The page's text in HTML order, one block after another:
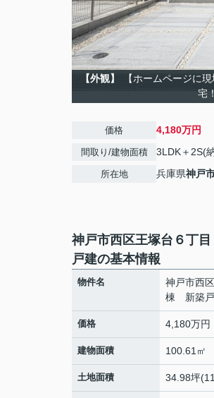
【外観】
【ホームページに
宅
価格 4,180万円
間取り/建物面積 3LDK＋2S(
所在地 兵庫県神戸
神戸市西区王塚台６
戸建の基本情報
物件名
神戸市西
棟 新築
価格 4,180万円
建物面積 100.61㎡
土地面積 34.98坪